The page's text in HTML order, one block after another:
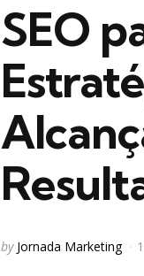
SEO
Posted
by Jornada Marketing